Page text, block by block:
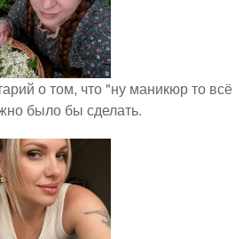
о том, что "ну маникюр то всё
было бы сделать.